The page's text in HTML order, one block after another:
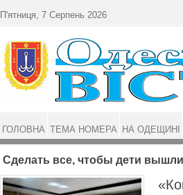
Сделать все, чтобы дети
П'ятниця, 7 Серпень 2026
ГОЛОВНА ТЕМА НОМЕРА НА ОДЕЩИНІ